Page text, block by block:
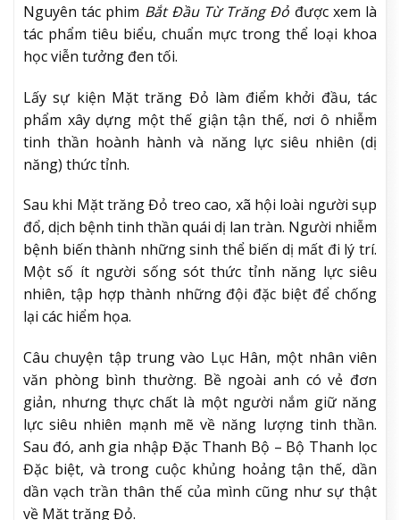
Nguyên tác phim Bắt Đầu Từ Trăng Đỏ được xem là
tác phẩm tiêu biểu, chuẩn mực trong thể loại khoa
học viễn tưởng đen tối.
Lấy sự kiện Mặt trăng Đỏ làm điểm khởi đầu, tác
phẩm xây dựng một thế giận tận thế, nơi ô nhiễm
tinh thần hoành hành và năng lực siêu nhiên (dị
năng) thức tỉnh.
Sau khi Mặt trăng Đỏ treo cao, xã hội loài người sụp
đổ, dịch bệnh tinh thần quái dị lan tràn. Người nhiễm
bệnh biến thành những sinh thể biến dị mất đi lý trí.
Một số ít người sống sót thức tỉnh năng lực siêu
nhiên, tập hợp thành những đội đặc biệt để chống
lại các hiểm họa.
Câu chuyện tập trung vào Lục Hân, một nhân viên
văn phòng bình thường. Bề ngoài anh có vẻ đơn
giản, nhưng thực chất là một người nắm giữ năng
lực siêu nhiên mạnh mẽ về năng lượng tinh thần.
Sau đó, anh gia nhập Đặc Thanh Bộ – Bộ Thanh lọc
Đặc biệt, và trong cuộc khủng hoảng tận thế, dần
dần vạch trần thân thế của mình cũng như sự thật
về Mặt trăng Đỏ.